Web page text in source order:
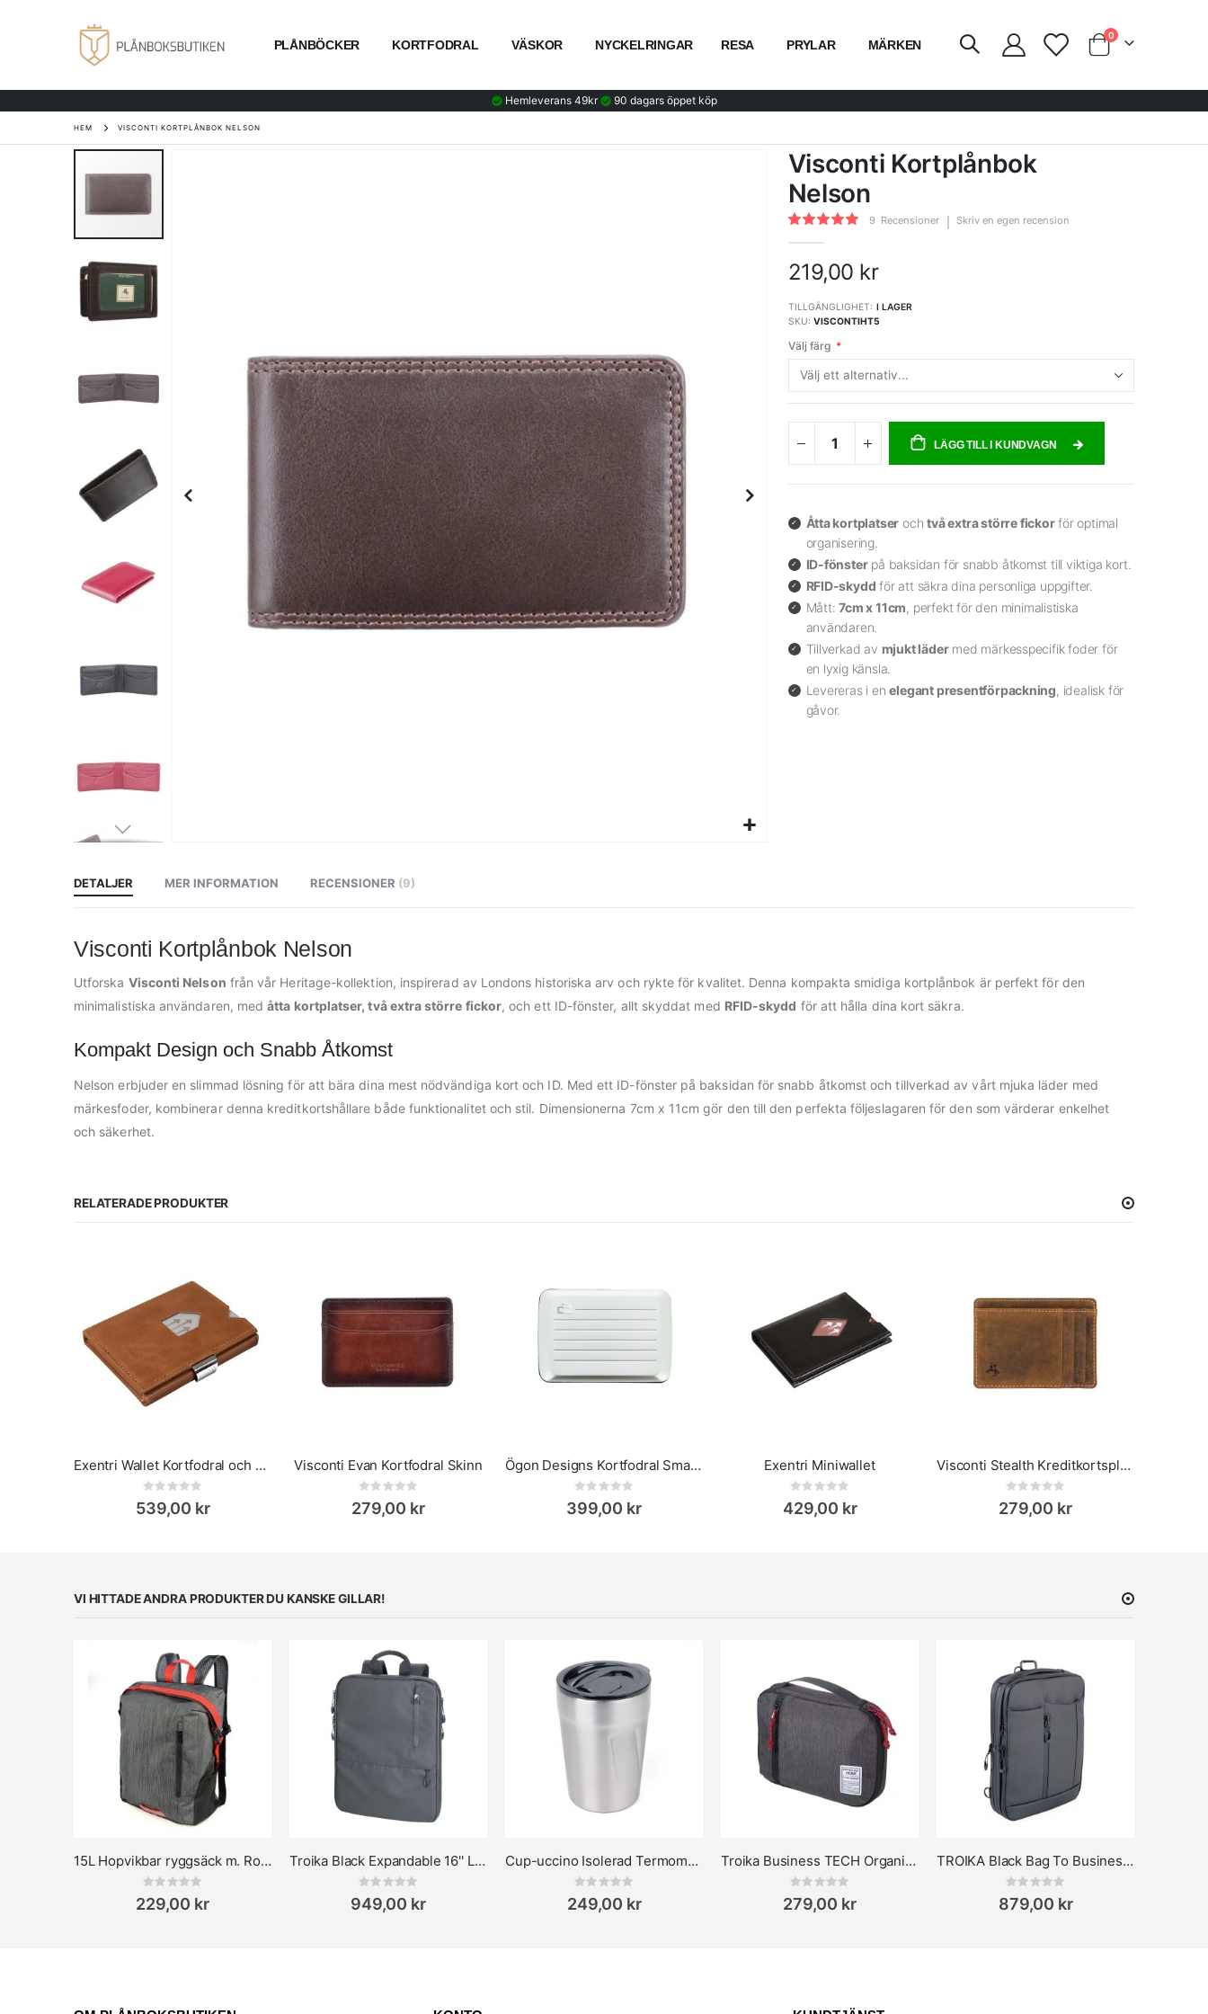
PLÅNBÖCKER KORTFODRAL VÄSKOR NYCKELRINGAR RESA PRYLAR MÄRKEN Vagn
0artiklar
Hemleverans 49kr 90 dagars öppet köp
HEM VISCONTI KORTPLÅNBOK NELSON
Hoppa
slutet
Hoppa
av
bildgalleriet
Visconti Kortplånbok
Nelson
Rating:
100
% of100
9 Recensioner Skriv en egen recension
219,00 kr
TILLGÄNGLIGHET: I LAGER
SKU VISCONTIHT5
Välj färg
LÄGG TILL I KUNDVAGN
Åtta kortplatser ochtvå extra större fickorför optimal
organisering.
ID-fönsterpå baksidan för snabb åtkomst till viktiga kort.
RFID-skydd för att säkra dina personliga uppgifter.
Mått:7cm x 11cm, perfekt för den minimalistiska
användaren.
Tillverkad av mjukt lädermed märkesspecifik foder för
en lyxig känsla.
Levereras i enelegant presentförpackning, idealisk för
gåvor.
DETALJER
Visconti Kortplånbok Nelson
Utforska Visconti Nelson från vår Heritage-kollektion, inspirerad av Londons historiska arv och rykte för kvalitet. Denna kompakta smidiga kortplånbok är perfekt för den
minimalistiska användaren, medåtta kortplatser, två extra större fickor, och ett ID-fönster, allt skyddat med RFID-skydd för att hålla dina kort säkra.
Kompakt Design och Snabb Åtkomst
Nelson erbjuder en slimmad lösning för att bära dina mest nödvändiga kort och ID. Med ett ID-fönster på baksidan för snabb åtkomst och tillverkad av vårt mjuka läder med
märkesfoder, kombinerar denna kreditkortshållare både funktionalitet och stil. Dimensionerna 7cm x 11cm gör den till den perfekta följeslagaren för den som värderar enkelhet
och säkerhet.
MER INFORMATION RECENSIONER 9
RELATERADE PRODUKTER
Exentri Wallet Kortfodral och Plånbok
Rating:
539,00 kr
Visconti Evan Kortfodral Skinn
Rating:
279,00 kr
Ögon Designs Kortfodral Smart Case Oslo
Rating:
399,00 kr
Exentri Miniwallet
Rating:
429,00 kr
Visconti Stealth Kreditkortsplånbok Slim
Rating:
279,00 kr
VI HITTADE ANDRA PRODUKTER DU KANSKE GILLAR!
15L Hopvikbar ryggsäck m. Roll-top - Troika TrekPack
Rating:
229,00 kr
Troika Black Expandable 16'' Laptop Ryggsäck
Rating:
949,00 kr
Cup-uccino Isolerad Termomugg i Rostfritt Stål - Håll Ditt Kaffe Varmt
Rating:
249,00 kr
Troika Business TECH Organiser väska
Rating:
279,00 kr
TROIKA Black Bag To Business 13.3'' Laptopväska
Rating:
879,00 kr